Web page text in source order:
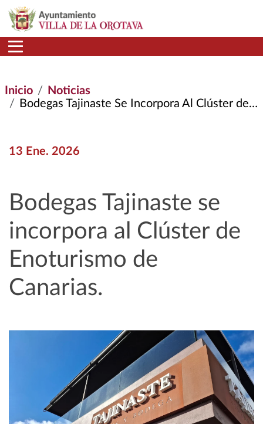
Pasar al contenido principal
Inicio
Noticias
Bodegas Tajinaste Se Incorpora Al Clúster de Enoturismo de Canarias.
13 Ene. 2026
Bodegas Tajinaste se
incorpora al Clúster de
Enoturismo de
Canarias.